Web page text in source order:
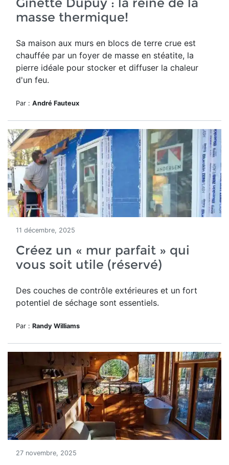
masse thermique!
Sa maison aux murs en blocs de terre crue est
chauffée par un foyer de masse en stéatite, la
pierre idéale pour stocker et diffuser la chaleur
d'un feu.
Par : André Fauteux
11 décembre, 2025
Créez un « mur parfait » qui
vous soit utile (réservé)
Des couches de contrôle extérieures et un fort
potentiel de séchage sont essentiels.
Par : Randy Williams
27 novembre, 2025